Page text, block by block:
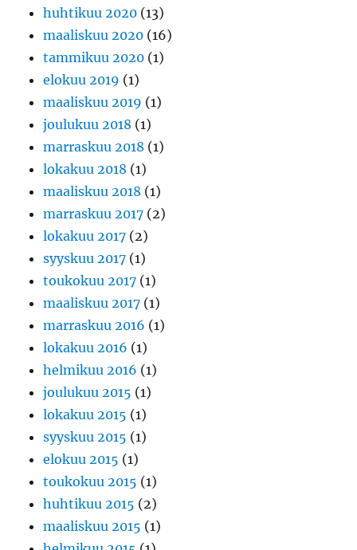
huhtikuu 2020 (13)
maaliskuu 2020 (16)
tammikuu 2020 (1)
elokuu 2019 (1)
maaliskuu 2019 (1)
joulukuu 2018 (1)
marraskuu 2018 (1)
lokakuu 2018 (1)
maaliskuu 2018 (1)
marraskuu 2017 (2)
lokakuu 2017 (2)
syyskuu 2017 (1)
toukokuu 2017 (1)
maaliskuu 2017 (1)
marraskuu 2016 (1)
lokakuu 2016 (1)
helmikuu 2016 (1)
joulukuu 2015 (1)
lokakuu 2015 (1)
syyskuu 2015 (1)
elokuu 2015 (1)
toukokuu 2015 (1)
huhtikuu 2015 (2)
maaliskuu 2015 (1)